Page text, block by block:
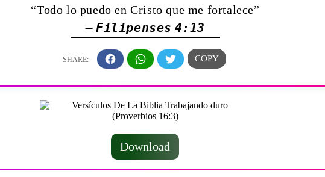
“Todo lo puedo en Cristo que me fortalece”
— Filipenses 4:13
Download